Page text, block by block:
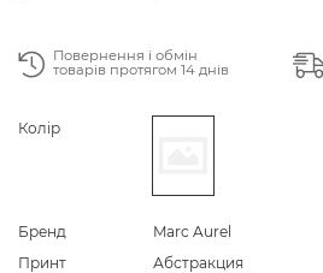
Повернення і обмін
товарів протягом 14 днів
Колір
Бренд
Marc Aurel
Принт
Абстракция